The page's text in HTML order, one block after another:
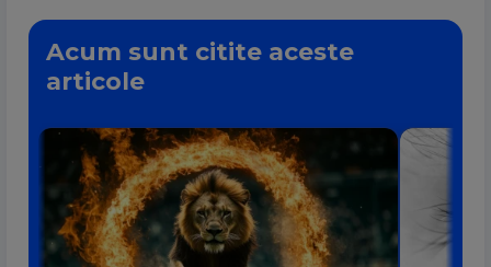
Acum sunt citite aceste
articole